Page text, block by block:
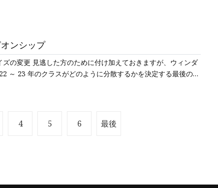
ンシップ
の変更 見逃した方のために付け加えておきますが、ウィンダ
～ 23 年のクラスがどのように分散するかを決定する最後の目
4 5 6 最後